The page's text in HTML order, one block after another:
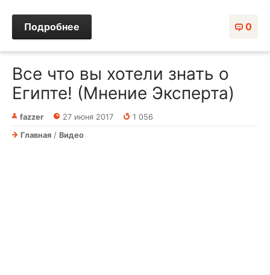
0
Подробнее
Все что вы хотели знать о
Египте! (Мнение Эксперта)
fazzer 27 июня 2017
1 056
Главная / Видео